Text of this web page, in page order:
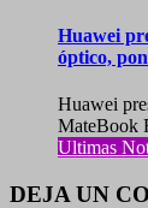
Huawei
óptico,
Huawei
MateBook
Ultimas
DEJA UN